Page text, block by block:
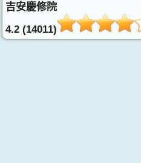
吉安慶修院
4.2 (14011)